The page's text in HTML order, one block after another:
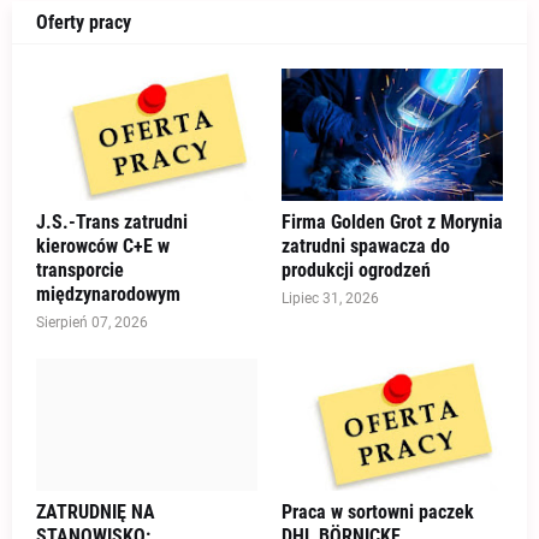
Oferty pracy
J.S.-Trans zatrudni
kierowców C+E w
transporcie
międzynarodowym
Sierpień 07, 2026
Firma Golden Grot z Morynia
zatrudni spawacza do
produkcji ogrodzeń
Lipiec 31, 2026
ZATRUDNIĘ NA
Praca w sortowni paczek